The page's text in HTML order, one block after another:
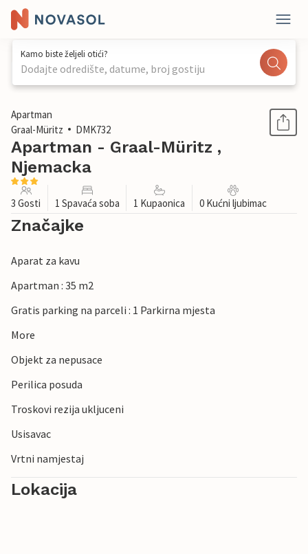
Kamo biste željeli otići?
Dodajte odredište, datume, broj gostiju
1 / 15
Apartman
Graal-Müritz
DMK732
Apartman - Graal-Müritz ,
Njemacka
3 Gosti 1 Spavaća soba 1 Kupaonica 0 Kućni ljubimac
Značajke
Aparat za kavu
Apartman : 35 m2
Gratis parking na parceli : 1 Parkirna mjesta
More
Objekt za nepusace
Perilica posuda
Troskovi rezija ukljuceni
Usisavac
Vrtni namjestaj
Lokacija